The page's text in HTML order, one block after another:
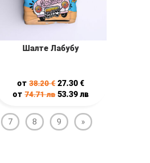
Шалте Лабубу
от38.20€ 27.30 €
от74.71лв 53.39лв
7 8 9 »